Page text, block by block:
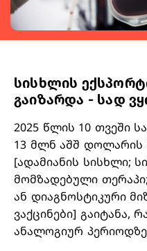
სისხლის
გაიზარდა - სად
2025 წლის 10 თვეში
13 მლნ აშშ დოლარის
[ადამიანის სისხლი;
მომზადებული
ან დიაგნოსტიკური
ვაქცინები] გაიტანა,
ანალოგიურ პერიოდზე